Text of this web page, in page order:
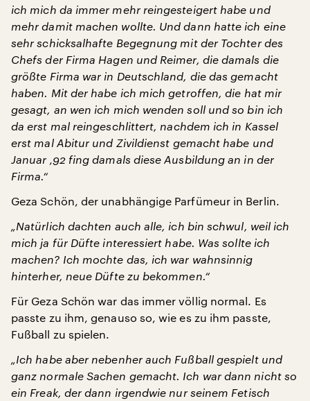
ich mich da immer mehr reingesteigert habe und
mehr damit machen wollte. Und dann hatte ich eine
sehr schicksalhafte Begegnung mit der Tochter des
Chefs der Firma Hagen und Reimer, die damals die
größte Firma war in Deutschland, die das gemacht
haben. Mit der habe ich mich getroffen, die hat mir
gesagt, an wen ich mich wenden soll und so bin ich
da erst mal reingeschlittert, nachdem ich in Kassel
erst mal Abitur und Zivildienst gemacht habe und
Januar ‚92 fing damals diese Ausbildung an in der
Firma.“
Geza Schön, der unabhängige Parfümeur in Berlin.
„Natürlich dachten auch alle, ich bin schwul, weil ich
mich ja für Düfte interessiert habe. Was sollte ich
machen? Ich mochte das, ich war wahnsinnig
hinterher, neue Düfte zu bekommen.“
Für Geza Schön war das immer völlig normal. Es
passte zu ihm, genauso so, wie es zu ihm passte,
Fußball zu spielen.
„Ich habe aber nebenher auch Fußball gespielt und
ganz normale Sachen gemacht. Ich war dann nicht so
ein Freak, der dann irgendwie nur seinem Fetisch